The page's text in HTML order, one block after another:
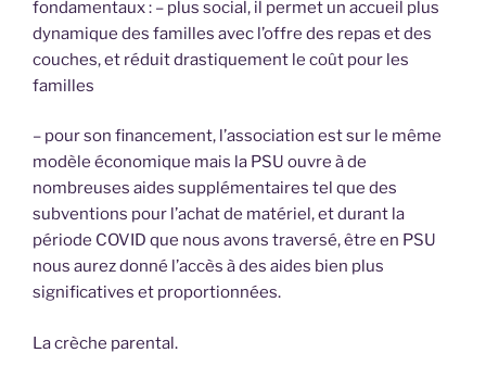
fondamentaux : – plus social, il permet un accueil plus
dynamique des familles avec l’offre des repas et des
couches, et réduit drastiquement le coût pour les
familles
– pour son financement, l’association est sur le même
modèle économique mais la PSU ouvre à de
nombreuses aides supplémentaires tel que des
subventions pour l’achat de matériel, et durant la
période COVID que nous avons traversé, être en PSU
nous aurez donné l’accès à des aides bien plus
significatives et proportionnées.
La crèche parental.